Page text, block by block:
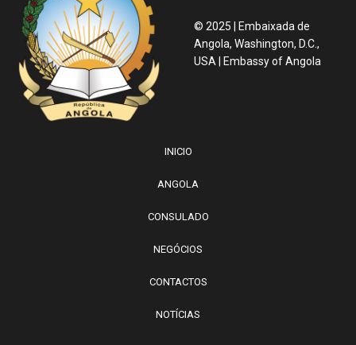
© 2025 | Embaixada de
Angola, Washington, D.C.,
USA | Embassy of Angola
INICIO
ANGOLA
CONSULADO
NEGÓCIOS
CONTACTOS
NOTÍCIAS